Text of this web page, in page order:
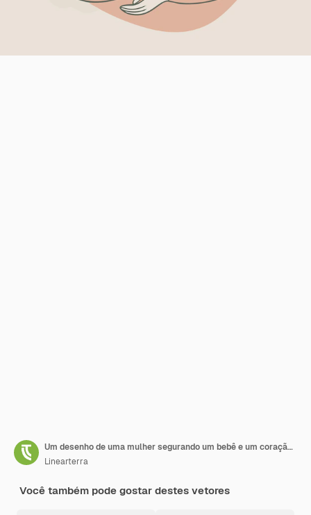
Um desenho de uma mulher segurando um bebê e um coração com um fundo com uma foto de uma mulher segura
Linearterra
Você também pode gostar destes vetores